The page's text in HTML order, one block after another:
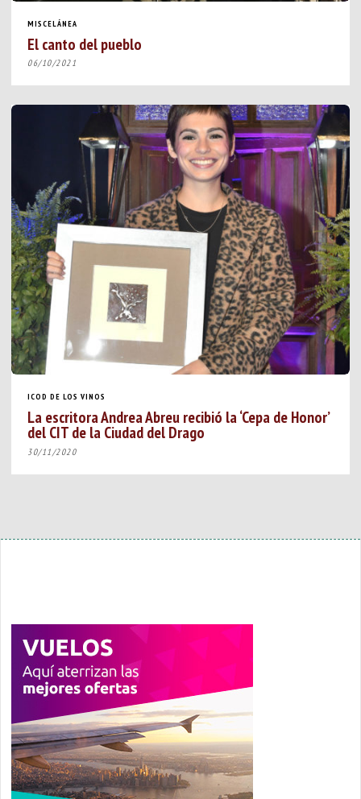
MISCELÁNEA
El canto del pueblo
06/10/2021
ICOD DE LOS VINOS
La escritora Andrea Abreu recibió la ‘Cepa de Honor’
del CIT de la Ciudad del Drago
30/11/2020